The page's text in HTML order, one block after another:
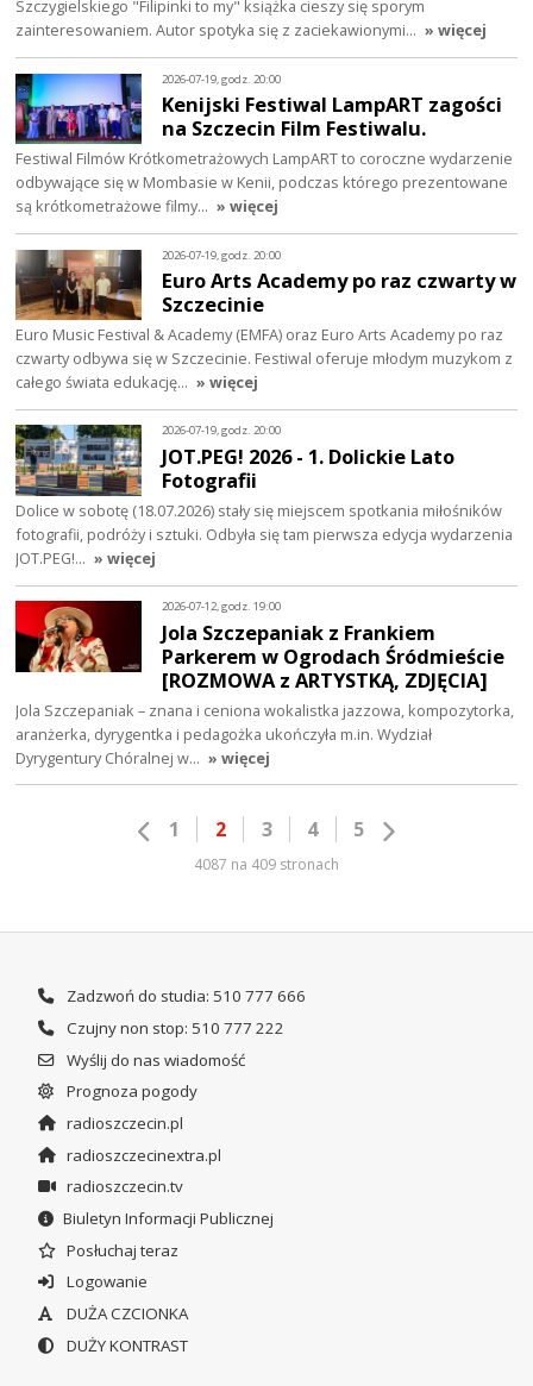
Szczygielskiego "Filipinki to my" książka cieszy się sporym
zainteresowaniem. Autor spotyka się z zaciekawionymi… » więcej
2026-07-19, godz. 20:00
Kenijski Festiwal LampART zagości
na Szczecin Film Festiwalu.
Festiwal Filmów Krótkometrażowych LampART to coroczne wydarzenie
odbywające się w Mombasie w Kenii, podczas którego prezentowane
są krótkometrażowe filmy… » więcej
2026-07-19, godz. 20:00
Euro Arts Academy po raz czwarty w
Szczecinie
Euro Music Festival & Academy (EMFA) oraz Euro Arts Academy po raz
czwarty odbywa się w Szczecinie. Festiwal oferuje młodym muzykom z
całego świata edukację… » więcej
2026-07-19, godz. 20:00
JOT.PEG! 2026 - 1. Dolickie Lato
Fotografii
Dolice w sobotę (18.07.2026) stały się miejscem spotkania miłośników
fotografii, podróży i sztuki. Odbyła się tam pierwsza edycja wydarzenia
JOT.PEG!… » więcej
2026-07-12, godz. 19:00
Jola Szczepaniak z Frankiem
Parkerem w Ogrodach Śródmieście
[ROZMOWA z ARTYSTKĄ, ZDJĘCIA]
Jola Szczepaniak – znana i ceniona wokalistka jazzowa, kompozytorka,
aranżerka, dyrygentka i pedagożka ukończyła m.in. Wydział
Dyrygentury Chóralnej w… » więcej
1 2 3 4 5
4087 na 409 stronach
Zadzwoń do studia: 510 777 666
Czujny non stop: 510 777 222
Wyślij do nas wiadomość
Prognoza pogody
radioszczecin.pl
radioszczecinextra.pl
radioszczecin.tv
Biuletyn Informacji Publicznej
Posłuchaj teraz
Logowanie
DUŻA CZCIONKA
DUŻY KONTRAST